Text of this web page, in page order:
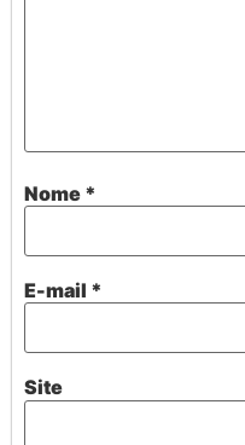
Nome *
E-mail *
Site